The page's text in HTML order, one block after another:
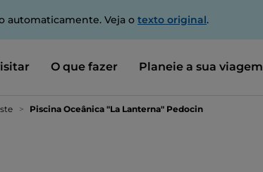
automaticamente. Veja o texto original.
O que fazer Planeie a sua viagem
Piscina Oceânica "La Lanterna" Pedocin